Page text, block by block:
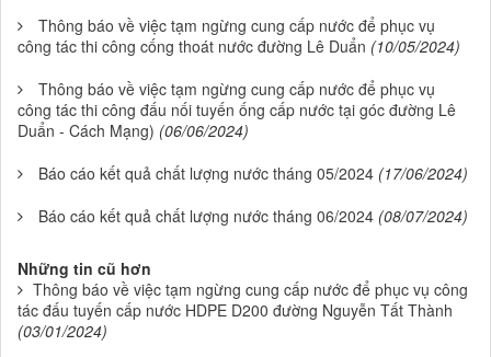
Thông báo về việc tạm ngừng cung cấp nước để phục vụ
công tác thi công cống thoát nước đường Lê Duẩn (10/05/2024)
Thông báo về việc tạm ngừng cung cấp nước để phục vụ
công tác thi công đấu nối tuyến ống cấp nước tại góc đường Lê
Duẩn - Cách Mạng) (06/06/2024)
Báo cáo kết quả chất lượng nước tháng 05/2024 (17/06/2024)
Báo cáo kết quả chất lượng nước tháng 06/2024 (08/07/2024)
Những tin cũ hơn
Thông báo về việc tạm ngừng cung cấp nước để phục vụ công
tác đấu tuyến cấp nước HDPE D200 đường Nguyễn Tất Thành
(03/01/2024)